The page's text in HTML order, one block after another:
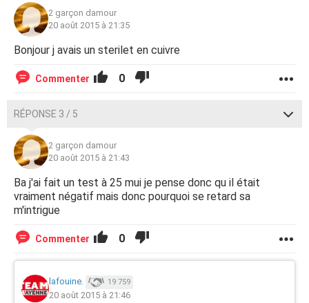
2 garçon damour
20 août 2015 à 21:35
Bonjour j avais un sterilet en cuivre
Commenter 0
RÉPONSE 3 / 5
2 garçon damour
20 août 2015 à 21:43
Ba j'ai fait un test à 25 mui je pense donc qu il était
vraiment négatif mais donc pourquoi se retard sa
m'intrigue
Commenter 0
lafouine. 19 759
20 août 2015 à 21:46